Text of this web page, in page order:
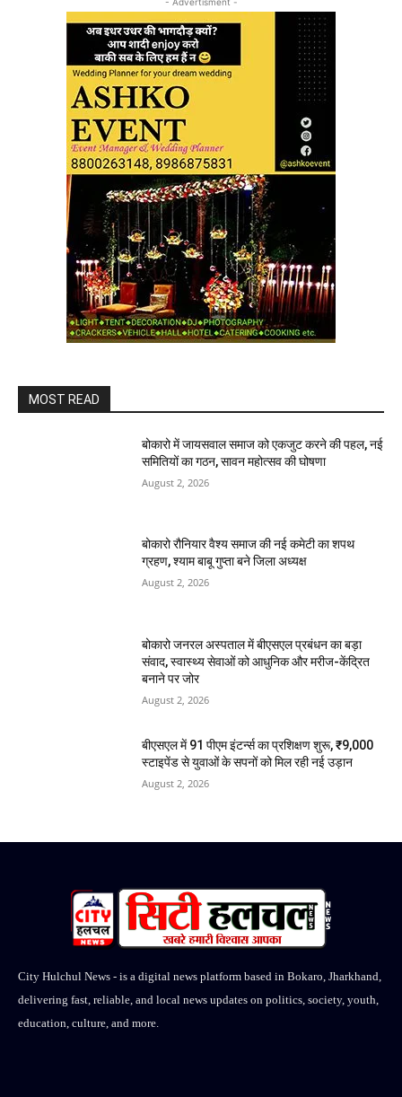
MOST READ
बोकारो में जायसवाल समाज को एकजुट करने की पहल, नई
समितियों का गठन, सावन महोत्सव की घोषणा
August 2, 2026
बोकारो रौनियार वैश्य समाज की नई कमेटी का शपथ
ग्रहण, श्याम बाबू गुप्ता बने जिला अध्यक्ष
August 2, 2026
बोकारो जनरल अस्पताल में बीएसएल प्रबंधन का बड़ा
संवाद, स्वास्थ्य सेवाओं को आधुनिक और मरीज-केंद्रित
बनाने पर जोर
August 2, 2026
बीएसएल में 91 पीएम इंटर्न्स का प्रशिक्षण शुरू, ₹9,000
स्टाइपेंड से युवाओं के सपनों को मिल रही नई उड़ान
August 2, 2026
City Hulchul News - is a digital news platform based in Bokaro, Jharkhand,
delivering fast, reliable, and local news updates on politics, society, youth,
education, culture, and more.